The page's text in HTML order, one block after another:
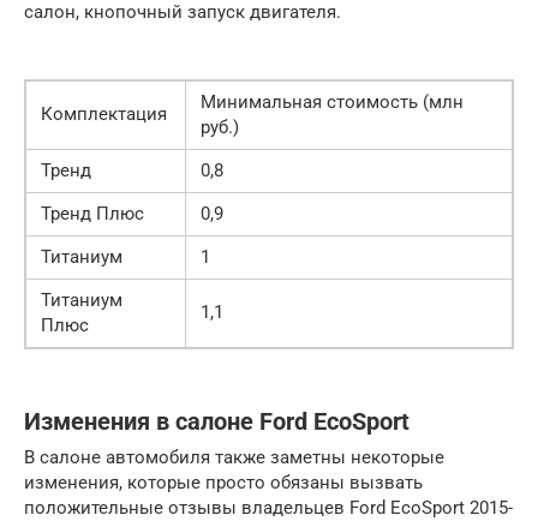
салон, кнопочный запуск двигателя.
Комплектация
Минимальная стоимость (млн
руб.)
Тренд
0,8
Тренд Плюс
0,9
Титаниум
1
Титаниум
Плюс
1,1
Изменения в салоне Ford EcoSport
В салоне автомобиля также заметны некоторые
изменения, которые просто обязаны вызвать
положительные отзывы владельцев Ford EcoSport 2015-